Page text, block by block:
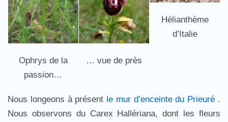
Ophrys de la
passion…
… vue de près
Hélianthème
d’Italie
Nous longeons à présent le mur d’enceinte du Prieuré .
Nous observons du Carex Hallériana, dont les fleurs